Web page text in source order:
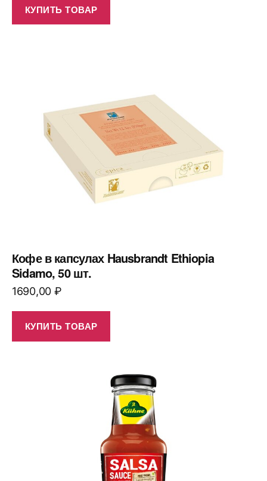
КУПИТЬ ТОВАР
Кофе в капсулах Hausbrandt Ethiopia
Sidamo, 50 шт.
1690,00 ₽
КУПИТЬ ТОВАР